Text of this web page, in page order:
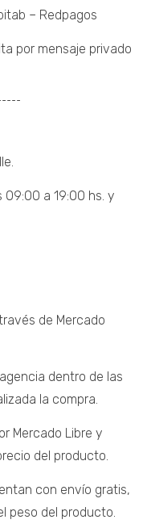
– Redpagos
por mensaje privado
09:00 a 19:00 hs. y
de Mercado
dentro de las
la compra.
Mercado Libre y
del producto.
con envío gratis,
peso del producto.